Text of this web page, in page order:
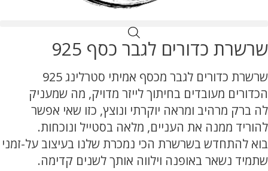
שרשרת כדורים לגבר כסף 925
שרשרת כדורים לגבר מכסף אמיתי סטרלינג 925
הכדורים מעובדים בחיתוך לייזר מדויק, מה שמעניק
לה ברק מרהיב ומראה יוקרתי ונוצץ, כזו שאי אפשר
להוריד ממנה את העניים, מלאה בסטייל ונוכחות.
בוא להתחדש בשרשרת הכי נמכרת שלנו בעיצוב על-זמני
שתמיד נשאר באופנה וילווה אותך לשנים קדימה.